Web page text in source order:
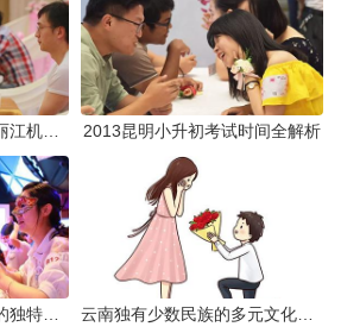
2013昆明小升初考试时间全解析